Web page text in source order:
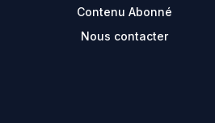
Contenu Abonné
Nous contacter